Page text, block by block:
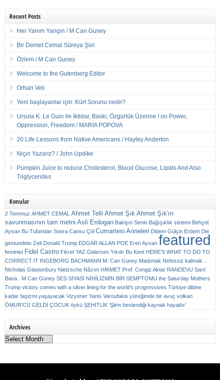
Recent Posts
Her Yanım Yangın / M Can Guney
Bir Demet Cemal Süreya Şiiri
Özlem / M Can Guney
Welcome to the Gutenberg Editor
Orhan Veli
Yeni başlayanlar için: Kürt Sorunu nedir?
Ursula K. Le Guin ile İktidar, Baskı, Özgürlük Üzerine / on Power,
Oppression, Freedom / MARIA POPOVA
20 Life Lessons from Native Americans / Hayley Anderton
Niçin Yazarız? / John Updike
Pumpkin Juice to reduce Cholesterol, Blood Glucose, Lipids And Also
Triglycerides
Konular
2 Temmuz AHMET CEMAL Ahmet Telli Ahmet Şık Ahmet Şık'ın
savunmasının tam metni Asli Erdogan Bakişın Senin Bağışıklık sistemi Behçet
Aysan Bu Tufandan Sonra Cansu Çöl Cumartesi Anneleri Didem Gülçin Erdem Die
gestundete Zeit Donald Trump EDGAR ALLAN POE Eren Aysan featured
feminist Fidel Castro Fikret YAZ Gidersen Yıkılır Bu Kent HERE’S WHAT TO DO TO
CORRECT IT INGEBORG BACHMANN M. Can Güney Madımak Nefessiz kalmak…
Nicholas Glastonbury Nietzsche Nâzım HİKMET Prof. Cengiz Aktar RANDEVU Sarıl
Bana . M Can Güney SES SİYASİ NİHİLİZMİN BİR SEMPTOMU the Saturday Mothers
Trump victory comes with a silver lining for the world’s progressives Türkiye dibine
kadar faşizmi yaşayacak Vizyoner Yanis Varoufakis yüreğimde bir avuç volkan
ÖMÜR'CÜ GELDİ ÇOCUK öykü ŞEHİTLİK ‘Şiirin beslendiği kaynak hayattır’
Archives
Archives